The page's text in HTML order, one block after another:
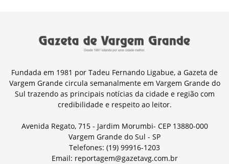
Fundada em 1981 por Tadeu Fernando Ligabue, a Gazeta de
Vargem Grande circula semanalmente em Vargem Grande do
Sul trazendo as principais notícias da cidade e região com
credibilidade e respeito ao leitor.
Avenida Regato, 715 - Jardim Morumbi- CEP 13880-000
Vargem Grande do Sul - SP
Telefones: (19) 99916-1203
Email: reportagem@gazetavg.com.br